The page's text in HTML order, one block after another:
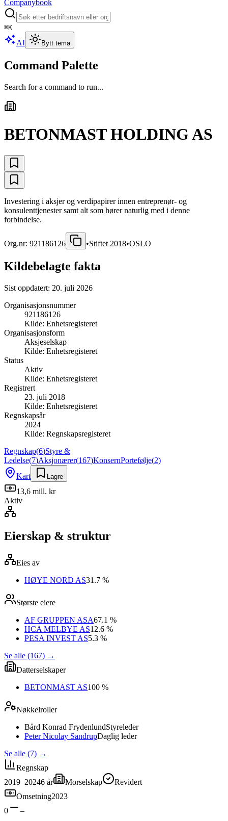
Companybook
⌘K
AI Bytt tema
Command Palette
Search for a command to run...
BETONMAST HOLDING AS
Investering i aksjer og verdipapirer innen entreprenør- og
konsulenttjenester samt alt som hører naturlig med i denne
forbindelse.
Org.nr: 921186126 •Stiftet 2018•OSLO
Kildebelagte fakta
Sist oppdatert: 20. juli 2026
Organisasjonsnummer
921186126
Kilde: Enhetsregisteret
Organisasjonsform
Aksjeselskap
Kilde: Enhetsregisteret
Status
Aktiv
Kilde: Enhetsregisteret
Registrert
23. juli 2018
Kilde: Enhetsregisteret
Regnskapsår
2024
Kilde: Regnskapsregisteret
Regnskap(6)Styre &
Ledelse(7)Aksjonærer(167)KonsernPortefølje(2)
Kart
Lagre
13,6 mill. kr
Aktiv
Eierskap & struktur
Eies av
HØYE NORD AS31.7 %
Største eiere
AF GRUPPEN ASA67.1 %
HCA MELBYE AS12.6 %
PESA INVEST AS5.3 %
Se alle (167) →
Datterselskaper
BETONMAST AS100 %
Nøkkelroller
Bård Konrad FrydenlundStyreleder
Peter Nicolay SandrupDaglig leder
Se alle (7) →
Regnskap
2019–20246 år Morselskap
Revidert
Omsetning2023
0
–